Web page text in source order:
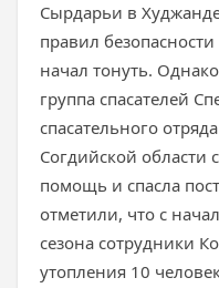
Сырдарьи в
правил
начал тонуть.
группа спасателей
спасательного
Согдийской
помощь и спасла
отметили, что с
сезона сотрудники
утопления 10